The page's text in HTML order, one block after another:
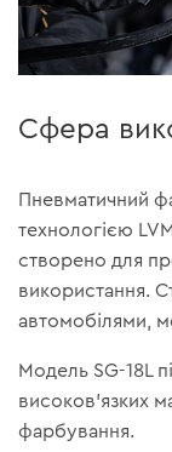
Сфера
Пневматичний
технологією
створено для
використання.
автомобілями,
Модель SG-18L
високов’язких
фарбування.